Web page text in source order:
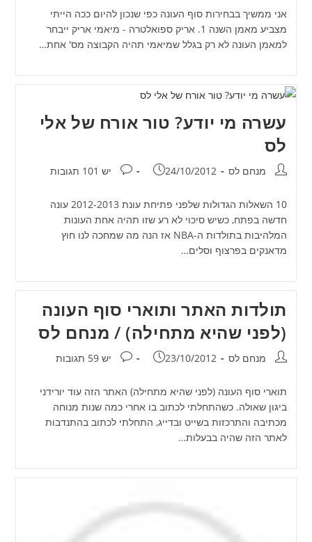
אני ממשיך בבחירות סוף העונה כפי שנכון להיום ככה הייתי
מצביע מאמן השנה 1. אריק ספואלטרה - מיאמי אריק ייבחר
למאמן העונה לא רק בגלל שמיאמי תהיה הקבוצה מס' אחת…
עשרה מי יודע? טור אורח של אלי
לס
מחבר:מנחם לס פורסם:
24/10/2012 תגובות:
יש 101 תגובות
10 השאלות הגדולות שלפני פתיחת עונת 2012-2013 עונה
חדשה בפתח, כשיש סיכוי לא רע שזו תהיה אחת העונות
המלהיבות בתולדות ה-NBA אז הנה מה שמחכה לנו חוץ
מדאנקים בפרצוף וסלים…
תולדות האתר ותוארי סוף העונה
(לפני שהיא מתחילה) / מנחם לס
מחבר:מנחם לס פורסם:
23/10/2012 תגובות:
יש 59 תגובות
תוארי סוף העונה (לפני שהיא מתחילה) האתר הזה עוד יורידני
ביגון שאולה. כשהתחלתי לכתוב בו אחרי כמה שנות מנוחה
מכתיבה והתרכזות בשייט ובדייג, התחלתי לכתוב בהתנדבות
לאתר הזה שהיה בבעלות…